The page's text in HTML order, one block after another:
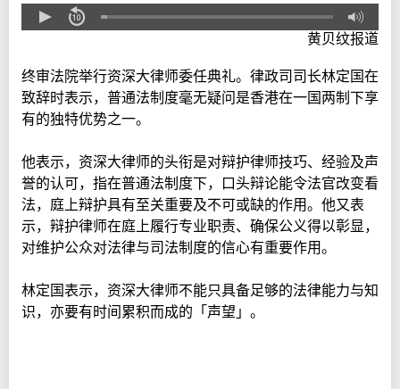
黄贝纹报道
终审法院举行资深大律师委任典礼。律政司司长林定国在
致辞时表示，普通法制度毫无疑问是香港在一国两制下享
有的独特优势之一。
他表示，资深大律师的头衔是对辩护律师技巧、经验及声
誉的认可，指在普通法制度下，口头辩论能令法官改变看
法，庭上辩护具有至关重要及不可或缺的作用。他又表
示，辩护律师在庭上履行专业职责、确保公义得以彰显，
对维护公众对法律与司法制度的信心有重要作用。
林定国表示，资深大律师不能只具备足够的法律能力与知
识，亦要有时间累积而成的「声望」。